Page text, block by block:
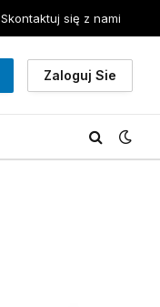
Skontaktuj się z nami
Zaloguj Sie